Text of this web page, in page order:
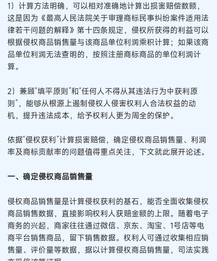
1）计算方法明确，可以相对准确地计算出损害赔偿数额，
这是因为《最高人民法院关于审理商标民事纠纷案件适用法
律若干问题的解释》第十四条规定，侵权所获得的利益可以
根据侵权商品销售量与该商品单位利润乘积计算；如果该商
品单位利润无法查明的，按照注册商标商品的单位利润计
算。
2）兼顾“填平原则”和“任何人不得从其违法行为中获利原
则”，能够从根源上遏制侵权人侵害权利人合法权益的动
机，提升违法成本，给予权利人更为周全的保护。
依据“侵权获利”计算损害赔偿，确定侵权商品销售量、利润
率及商标贡献率的问题值得重点关注，下文就此展开论述。
一、确定侵权商品销售量
侵权商品销售量是计算侵权获利的基石，能否全面收集侵权
商品销售数据，直接影响权利人获赔金额的上限。随着电子
商务的兴起，商家往往通过微信、京东、淘宝、1号店等电
商平台销售商品，留下销售数据。权利人可通过收集相应销
售量、评价量等数据，据以计算侵权商品销售量，司法实践